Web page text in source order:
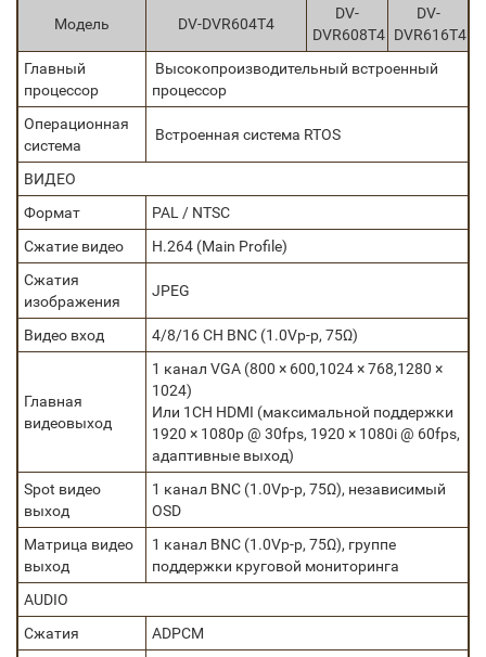
Модель DV-DVR604T4
DV-
DVR608T4
DV-
DVR616T4
Главный
процессор
Высокопроизводительный встроенный
процессор
Операционная
система
Встроенная система RTOS
ВИДЕО
Формат
PAL / NTSC
Сжатие видео
H.264 (Main Profile)
Сжатия
изображения
JPEG
Видео вход 4/8/16 CH BNC (1.0Vp-р, 75Ω)
Главная
видеовыход
1 канал VGA (800 × 600,1024 × 768,1280 ×
1024)
Или 1CH HDMI (максимальной поддержки
1920 × 1080p @ 30fps, 1920 × 1080i @ 60fps,
адаптивные выход)
Spot видео
выход
1 канал BNC (1.0Vp-р, 75Ω), независимый
OSD
Матрица видео
выход
1 канал BNC (1.0Vp-р, 75Ω), группе
поддержки круговой мониторинга
AUDIO
Сжатия
ADPCM